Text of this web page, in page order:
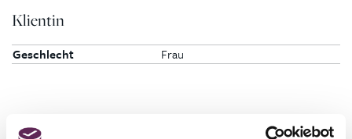
Klientin
Geschlecht Frau